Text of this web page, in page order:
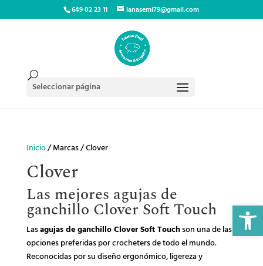
Abrir
649 02 23 11 lanasemi79@gmail.com
Seleccionar página
Inicio/ Marcas / Clover
Clover
Las mejores agujas de
ganchillo Clover Soft Touch
Lasagujas de ganchillo Clover Soft Touchson una de las
opciones preferidas por crocheters de todo el mundo.
Reconocidas por su diseño ergonómico, ligereza y